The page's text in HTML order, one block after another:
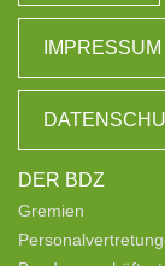
IMPRESSUM
DER BDZ
Gremien